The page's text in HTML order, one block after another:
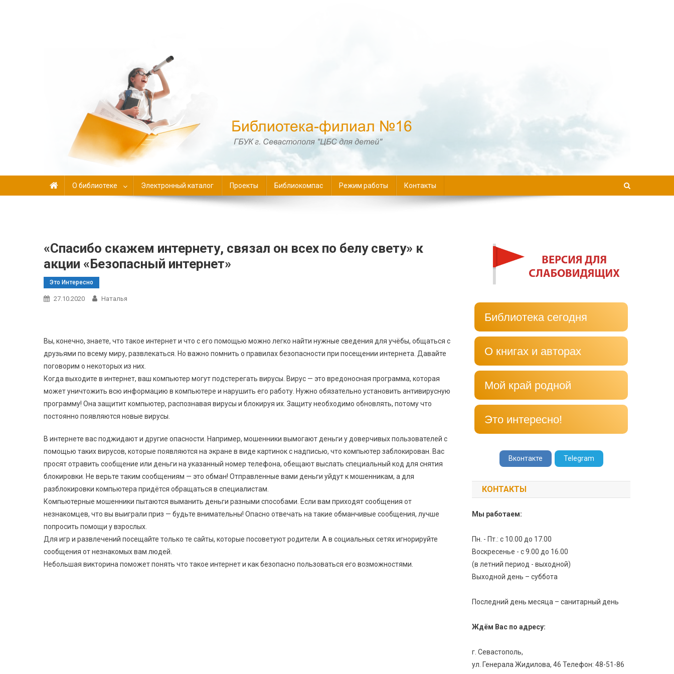
О библиотеке Электронный каталог Проекты Библиокомпас Режим работы Контакты
«Спасибо скажем интернету, связал он всех по белу свету» к
акции «Безопасный интернет»
Это Интересно
27.10.2020 Наталья
Вы, конечно, знаете, что такое интернет и что с его помощью можно легко найти нужные сведения для учёбы, общаться с
друзьями по всему миру, развлекаться. Но важно помнить о правилах безопасности при посещении интернета. Давайте
поговорим о некоторых из них.
Когда выходите в интернет, ваш компьютер могут подстерегать вирусы. Вирус — это вредоносная программа, которая
может уничтожить всю информацию в компьютере и нарушить его работу. Нужно обязательно установить антивирусную
программу! Она защитит компьютер, распознавая вирусы и блокируя их. Защиту необходимо обновлять, потому что
постоянно появляются новые вирусы.
В интернете вас поджидают и другие опасности. Например, мошенники вымогают деньги у доверчивых пользователей с
помощью таких вирусов, которые появляются на экране в виде картинок с надписью, что компьютер заблокирован. Вас
просят отравить сообщение или деньги на указанный номер телефона, обещают выслать специальный код для снятия
блокировки. Не верьте таким сообщениям — это обман! Отправленные вами деньги уйдут к мошенникам, а для
разблокировки компьютера придётся обращаться в специалистам.
Компьютерные мошенники пытаются выманить деньги разными способами. Если вам приходят сообщения от
незнакомцев, что вы выиграли приз — будьте внимательны! Опасно отвечать на такие обманчивые сообщения, лучше
попросить помощи у взрослых.
Для игр и развлечений посещайте только те сайты, которые посоветуют родители. А в социальных сетях игнорируйте
сообщения от незнакомых вам людей.
Небольшая викторина поможет понять что такое интернет и как безопасно пользоваться его возможностями.
Библиотека сегодня
О книгах и авторах
Мой край родной
Это интересно!
Вконтакте Telegram
КОНТАКТЫ
Мы работаем:
Пн. - Пт.: с 10.00 до 17.00
Воскресенье - с 9.00 до 16.00
(в летний период - выходной)
Выходной день – суббота
Последний день месяца – санитарный день
Ждём Вас по адресу:
г. Севастополь,
ул. Генерала Жидилова, 46 Телефон: 48-51-86